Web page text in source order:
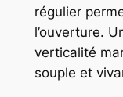
régulier
l’ouverture.
verticalité
souple et